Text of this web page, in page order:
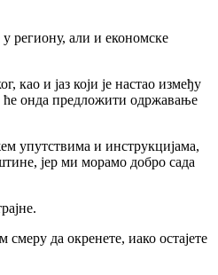
региону, али и економске
и јаз који је настао између
ће онда предложити одржавање
упутствима и инструкцијама,
јер ми морамо добро сада
да окренете, иако остајете